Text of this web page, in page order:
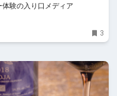
体験の入り口メディア
3